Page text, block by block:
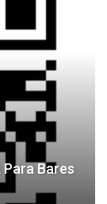
Para Bares